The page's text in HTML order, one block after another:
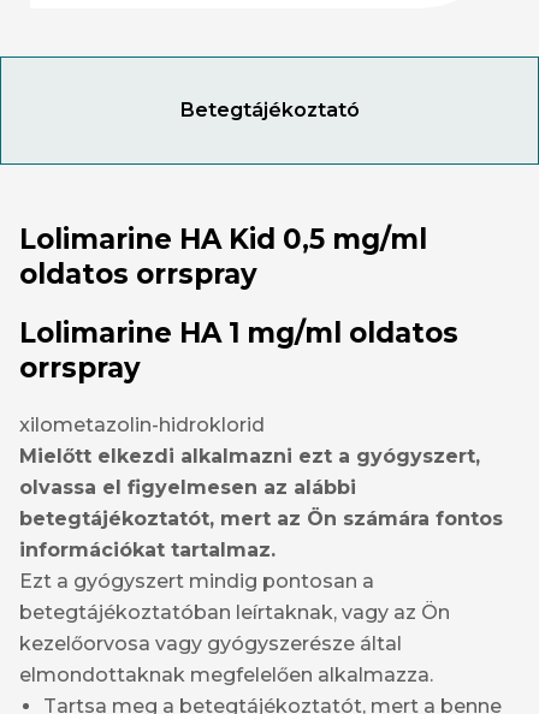
Betegtájékoztató
Lolimarine HA Kid 0,5 mg/ml
oldatos orrspray
Lolimarine HA 1 mg/ml oldatos
orrspray
xilometazolin-hidroklorid
Mielőtt elkezdi alkalmazni ezt a gyógyszert,
olvassa el figyelmesen az alábbi
betegtájékoztatót, mert az Ön számára fontos
információkat tartalmaz.
Ezt a gyógyszert mindig pontosan a
betegtájékoztatóban leírtaknak, vagy az Ön
kezelőorvosa vagy gyógyszerésze által
elmondottaknak megfelelően alkalmazza.
Tartsa meg a betegtájékoztatót, mert a benne